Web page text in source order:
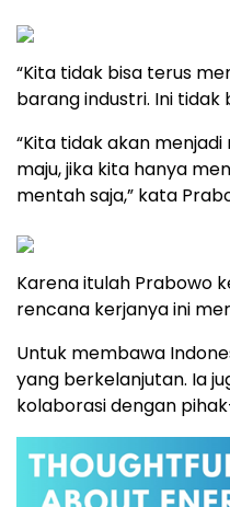
“Kita tidak bisa terus
barang industri. Ini tidak
“Kita tidak akan
maju, jika kita hanya
mentah saja,” kata
Karena itulah Prabowo
rencana kerjanya ini
Untuk membawa
yang berkelanjutan. Ia
kolaborasi dengan